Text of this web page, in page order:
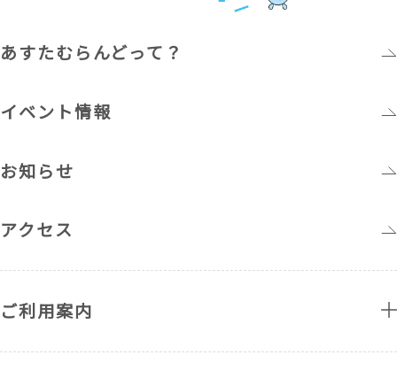
あすたむらんどって？
イベント情報
お知らせ
アクセス
ご利用案内